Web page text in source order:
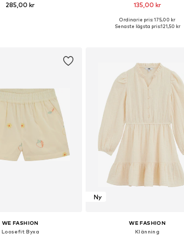
285,00 kr 135,00 kr
Tillgänglig i många storlekar
Ordinarie pris: 175,00 kr
Senaste lägsta pris:121,50 kr
WE FASHION
Loosefit Byxa
Ny
WE FASHION
Klänning